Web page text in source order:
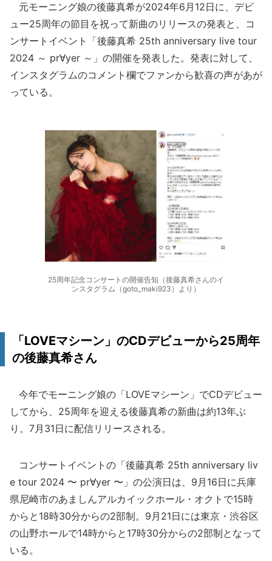
元モーニング娘の後藤真希が2024年6月12日に、デビ
ュー25周年の節目を祝って新曲のリリースの発表と、コ
ンサートイベント「後藤真希 25th anniversary live tour
2024 ～ pr∀yer ～」の開催を発表した。発表に対して、
インスタグラムのコメント欄でファンから歓喜の声があが
っている。
25周年記念コンサートの開催告知（後藤真希さんのイ
ンスタグラム（goto_maki923）より）
「LOVEマシーン」のCDデビューから25周年
の後藤真希さん
今年でモーニング娘の「LOVEマシーン」でCDデビュー
してから、25周年を迎える後藤真希の新曲は約13年ぶ
り。7月31日に配信リリースされる。
コンサートイベントの「後藤真希 25th anniversary liv
e tour 2024 〜 pr∀yer 〜」の公演日は、9月16日に兵庫
県尼崎市のあましんアルカイックホール・オクトで15時
からと18時30分からの2部制。9月21日には東京・渋谷区
の山野ホールで14時からと17時30分からの2部制となって
いる。